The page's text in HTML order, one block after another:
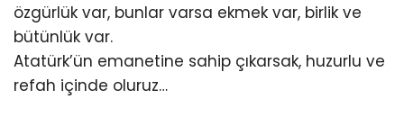
özgürlük var, bunlar varsa ekmek var, birlik ve
bütünlük var.
Atatürk’ün emanetine sahip çıkarsak, huzurlu ve
refah içinde oluruz…